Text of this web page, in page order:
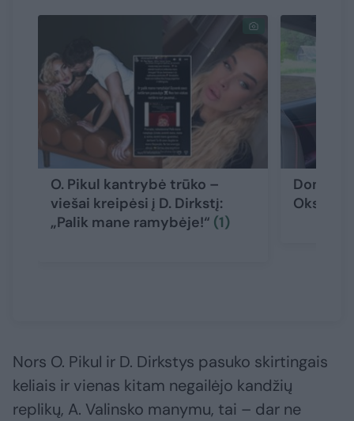
O. Pikul kantrybė trūko –
viešai kreipėsi į D. Dirkstį:
„Palik mane ramybėje!“ (1)
Nors O. Pikul ir D. Dirkstys pasuko skirtingais
keliais ir vienas kitam negailėjo kandžių
replikų, A. Valinsko manymu, tai – dar ne